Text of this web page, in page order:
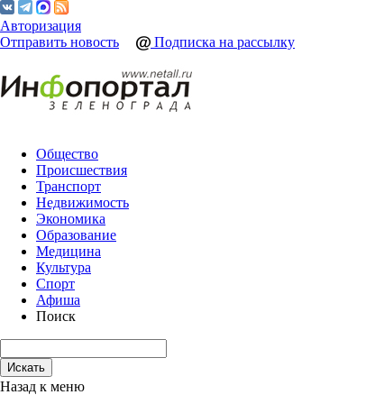
Авторизация
Отправить новость
Подписка на рассылку
Общество
Происшествия
Транспорт
Недвижимость
Экономика
Образование
Медицина
Культура
Спорт
Афиша
Поиск
Назад к меню